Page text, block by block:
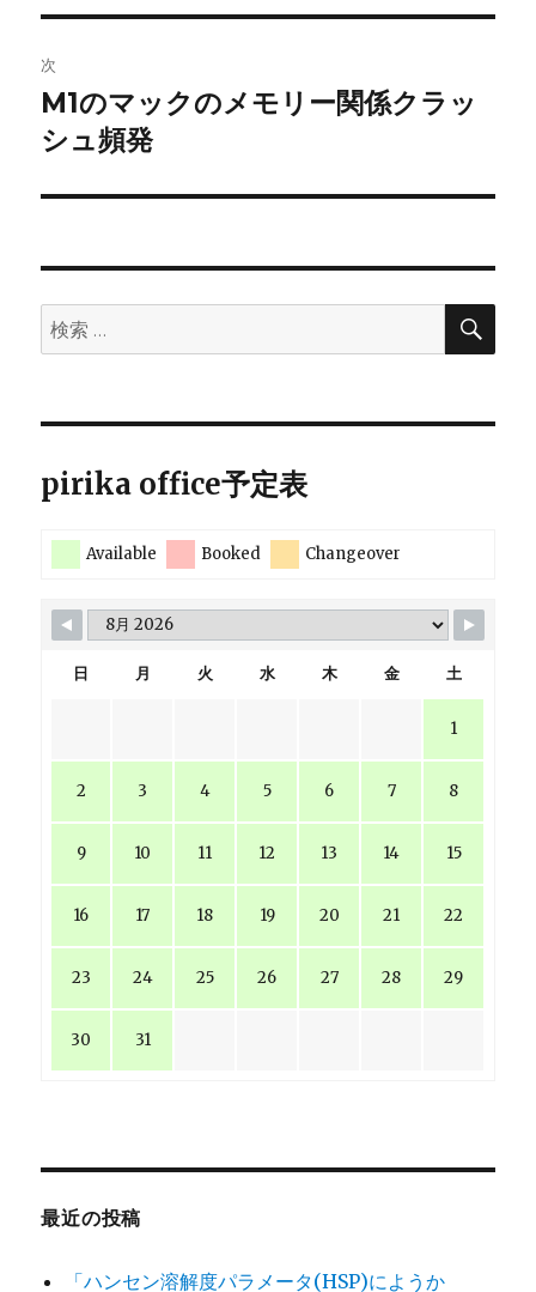
ゲ
ー
シ
次
次
の
稿:
M1のマックのメモリー関係クラッ
シュ頻発
検
索:
検
pirika office予定表
Available Booked Changeover
日 月 火 水 木 金 土
1
2 3 4 5 6 7 8
9 10 11 12 13 14 15
16 17 18 19 20 21 22
23 24 25 26 27 28 29
30 31
最近の投稿
「ハンセン溶解度パラメータ(HSP)にようか